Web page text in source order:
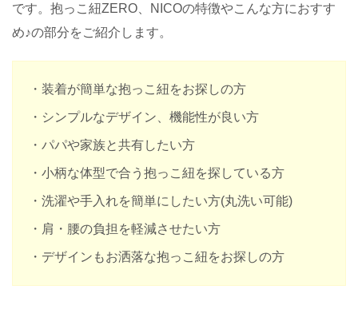
です。抱っこ紐ZERO、NICOの特徴やこんな方におすす
め♪の部分をご紹介します。
・装着が簡単な抱っこ紐をお探しの方
・シンプルなデザイン、機能性が良い方
・パパや家族と共有したい方
・小柄な体型で合う抱っこ紐を探している方
・洗濯や手入れを簡単にしたい方(丸洗い可能)
・肩・腰の負担を軽減させたい方
・デザインもお洒落な抱っこ紐をお探しの方